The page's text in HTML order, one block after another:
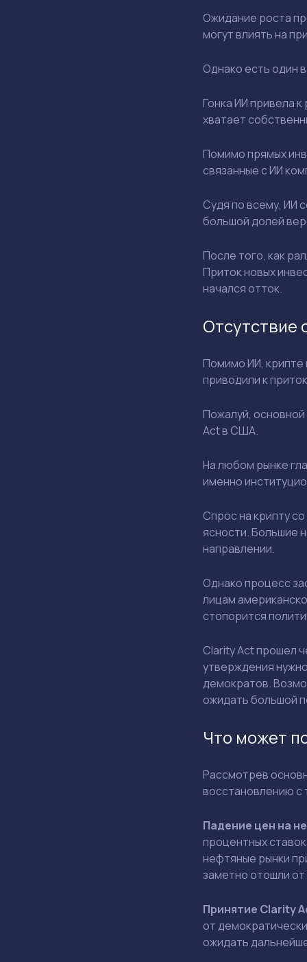
Ожидание роста
могут влиять на
Однако есть один
Гонка ИИ привела
хватает
Помимо прямых
связанные с ИИ
Судя по всему, ИИ
большой долей
После того, как
Приток новых
начался отток.
Отсутствие
Помимо ИИ, крипте
приводили к
Пожалуй, основной
Act в США.
На любом рынке
именно
Спрос на крипту
ясности. Большие
направлении.
Однако процесс
лицам
стопорится
Clarity Act прошел
утверждения
демократов.
ожидать большой
Что может
Рассмотрев
восстановлению с
Падение цен на
процентных
нефтяные рынки
заметно отошли
Принятие Clarity
от
ожидать